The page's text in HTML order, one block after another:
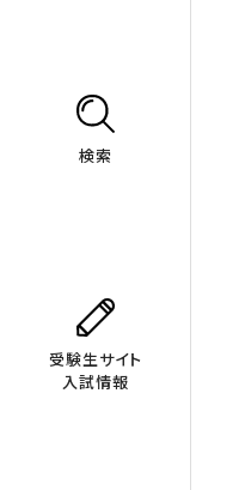
検索
受験生サイト
入試情報